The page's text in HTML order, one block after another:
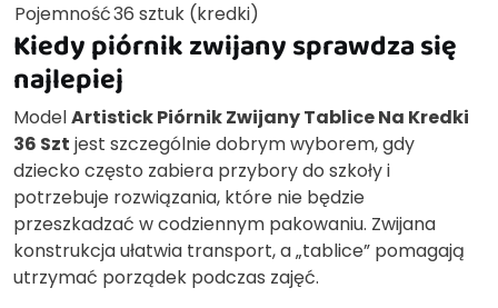
Pojemność36 sztuk (kredki)
Kiedy piórnik zwijany sprawdza się
najlepiej
ModelArtistick Piórnik Zwijany Tablice Na Kredki
36 Szt jest szczególnie dobrym wyborem, gdy
dziecko często zabiera przybory do szkoły i
potrzebuje rozwiązania, które nie będzie
przeszkadzać w codziennym pakowaniu. Zwijana
konstrukcja ułatwia transport, a „tablice” pomagają
utrzymać porządek podczas zajęć.